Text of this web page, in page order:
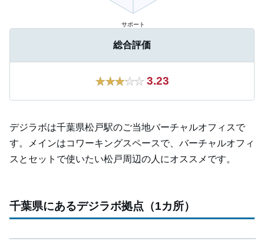
総合評価
3.23
デジラボは千葉県松戸駅のご当地バーチャルオフィスで
す。メインはコワーキングスペースで、バーチャルオフィ
スとセットで使いたい松戸周辺の人にオススメです。
千葉県にあるデジラボ拠点（1カ所）